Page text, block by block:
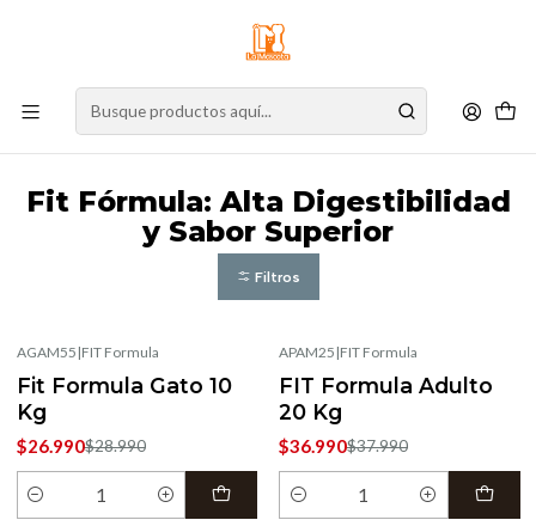
Nuestro stock online es independiente de la tienda física.
Compre por la web para garantizar sus productos y espere nuestra
Inicio
Fit Fórmula: Alta Digestibilidad y Sabor Superior
Fit Fórmula: Alta Digestibilidad
y Sabor Superior
Filtros
AGAM55 |FIT Formula
Fit Formula Gato 10
Kg
$26.990$28.990
Cantidad
APAM25 |FIT Formula
FIT Formula Adulto
20 Kg
$36.990$37.990
Cantidad